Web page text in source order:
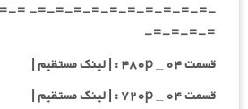
=-=-=- =-=-=-=-=-=-=-=-
=-=-=-=-
قسمت ۰۴ _ ۴۸۰p : | لینک مستقیم |
قسمت ۰۴ _ ۷۲۰p : | لینک مستقیم |